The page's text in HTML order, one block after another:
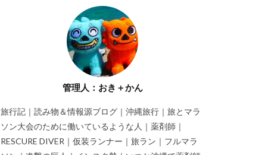
管理人：おき＋かん
旅行記｜読み物＆情報源ブログ｜沖縄旅行｜旅とマラ
ソン大会のために働いているような人｜薬剤師｜
RESCURE DIVER｜仮装ランナー｜旅ラン｜フルマラ